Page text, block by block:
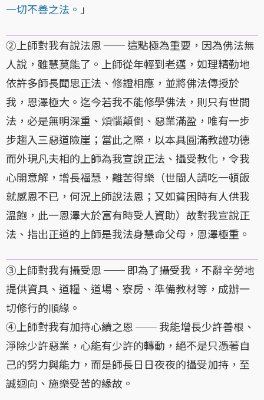
一切不善之法。 」
②上師對我有說法恩 ── 這點極為重要，因為佛法無
人說，雖慧莫能了。上師從年輕到老邁，如理精勤地
依許多師長聞思正法、修證相應，並將佛法傳授於
我，恩澤極大。迄今若我不能修學佛法，則只有世間
法，必是無明深重、煩惱顛倒、惡業滿盈，唯有一步
步趨入三惡道險崖；當此之際，以本具圓滿教證功德
而外現凡夫相的上師為我宣說正法、攝受教化，令我
心開意解，增長福慧，離苦得樂（世間人請吃一頓飯
就感恩不已，何況上師說法恩；又如貧困時有人供我
溫飽，此一恩澤大於富有時受人資助）故對我宣說正
法、指出正道的上師是我法身慧命父母，恩澤極重。
③上師對我有攝受恩 ── 即為了攝受我，不辭辛勞地
提供資具、道糧、道場、寮房、準備教材等，成辦一
切修行的順緣。
④上師對我有加持心續之恩 ── 我能增長少許善根、
淨除少許惡業，心能有少許的轉動，絕不是只憑著自
己的努力與能力，而是師長日日夜夜的攝受加持，至
誠迴向、施樂受苦的緣故。